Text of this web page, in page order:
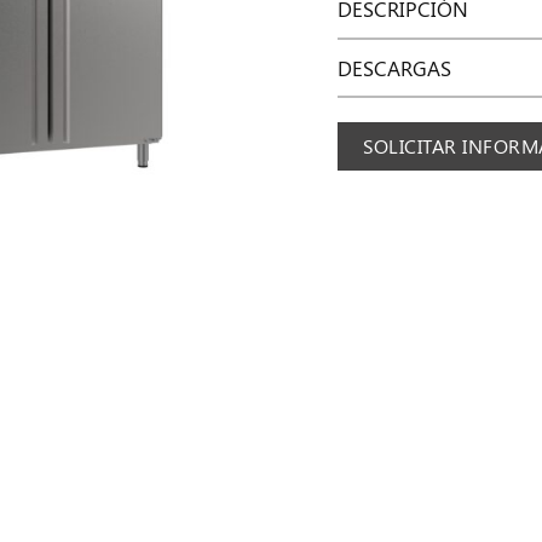
DESCRIPCIÓN
DESCARGAS
SOLICITAR